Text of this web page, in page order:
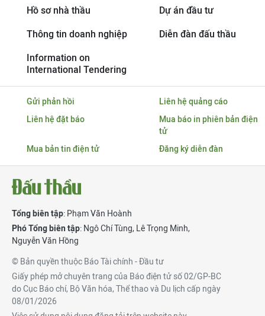
Hồ sơ nhà thầu Dự án đầu tư
Thông tin doanh nghiệp Diễn đàn đấu thầu
Information on
International Tendering
Gửi phản hồi
Liên hệ quảng cáo
Liên hệ đặt báo
Mua báo in phiên bản điện
tử
Mua bản tin điện tử
Đăng ký diễn đàn
Tổng biên tập: Phạm Văn Hoành
Phó Tổng biên tập: Ngô Chí Tùng, Lê Trọng Minh,
Nguyễn Văn Hồng
© Bản quyền thuộc Báo Tài chính - Đầu tư
Giấy phép mở chuyên trang của Báo điện tử số 02/GP-BC
do Cục Báo chí, Bộ Văn hóa, Thể thao và Du lịch cấp ngày
08/01/2026